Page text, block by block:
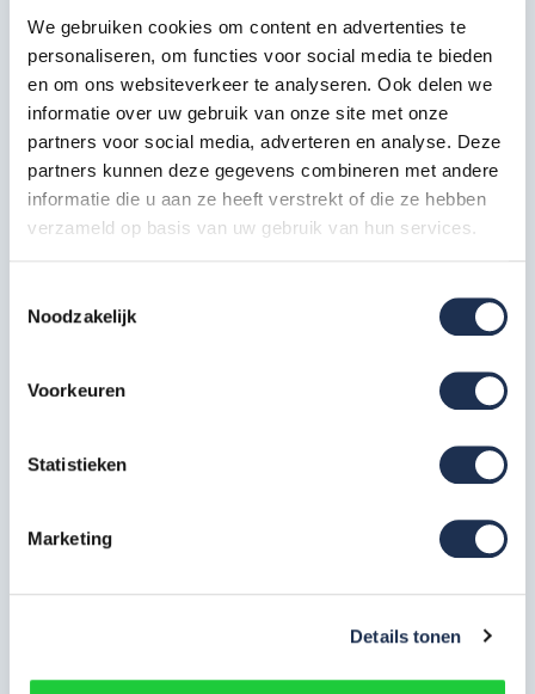
We gebruiken cookies om content en advertenties te
personaliseren, om functies voor social media te bieden
en om ons websiteverkeer te analyseren. Ook delen we
informatie over uw gebruik van onze site met onze
partners voor social media, adverteren en analyse. Deze
partners kunnen deze gegevens combineren met andere
informatie die u aan ze heeft verstrekt of die ze hebben
verzameld op basis van uw gebruik van hun services.
Noodzakelijk
Voorkeuren
Statistieken
Marketing
Details tonen
TÜV certificaat
EN 1004-1
EN 1004-2
De configuratie van de rolsteiger die je nu
bekijkt bevat de volgende samenstelling:
2x
Frame 135-7 (2,0 m)
Platform met luik 190 hout
Artikelcode: AX20020